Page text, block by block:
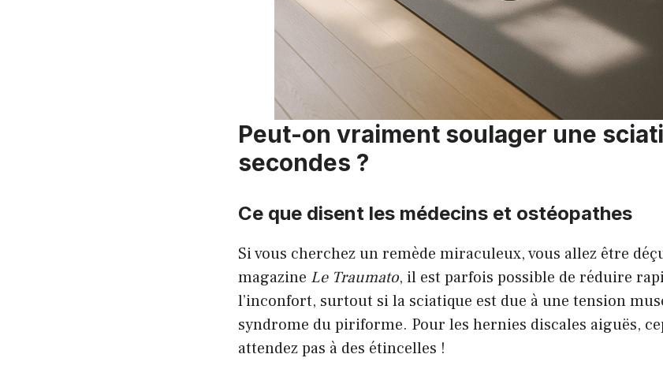
Peut-on vraiment soulager une
secondes ?
Ce que disent les médecins et ostéopathes
Si vous cherchez un remède miraculeux, vous allez être
magazine Le Traumato, il est parfois possible de réduire
l’inconfort, surtout si la sciatique est due à une tension
syndrome du piriforme. Pour les hernies discales aiguës,
attendez pas à des étincelles !